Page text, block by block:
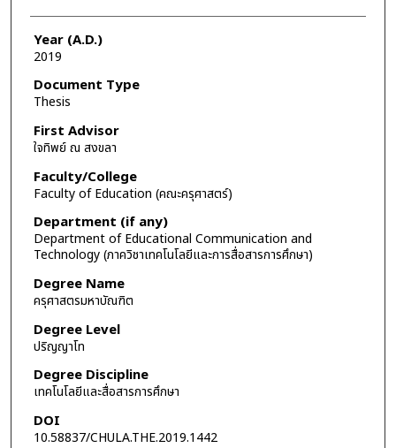
Year (A.D.)
2019
Document Type
Thesis
First Advisor
ใจทิพย์ ณ สงขลา
Faculty/College
Faculty of Education (คณะครุศาสตร์)
Department (if any)
Department of Educational Communication and
Technology (ภาควิชาเทคโนโลยีและการสื่อสารการศึกษา)
Degree Name
ครุศาสตรมหาบัณฑิต
Degree Level
ปริญญาโท
Degree Discipline
เทคโนโลยีและสื่อสารการศึกษา
DOI
10.58837/CHULA.THE.2019.1442